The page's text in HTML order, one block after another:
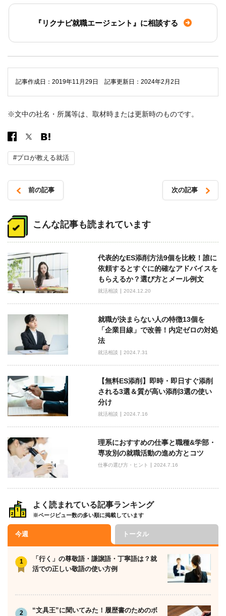
『リクナビ就職エージェント』に相談する
記事作成日：2019年11月29日 記事更新日：2024年2月2日
※文中の社名・所属等は、取材時または更新時のものです。
#プロが教える就活
稿
ナ
ゲ
ー
シ
ョ
ン
前の記事 次の記事
こんな記事も読まれています
代表的なES添削方法9個を比較！誰に
依頼するとすぐに的確なアドバイスを
もらえるか？選び方とメール例文
就活相談 2024.12.20
就職が決まらない人の特徴13個を
「企業目線」で改善！内定ゼロの対処
法
就活相談 2024.7.31
【無料ES添削】即時・即日すぐ添削
される3選＆質が高い添削3選の使い
分け
就活相談 2024.7.16
理系におすすめの仕事と職種&学部・
専攻別の就職活動の進め方とコツ
仕事の選び方・ヒント 2024.7.16
よく読まれている記事ランキング
※ページビュー数の多い順に掲載しています
今週 トータル
「行く」の尊敬語・謙譲語・丁寧語は？就
活での正しい敬語の使い方例
“文具王”に聞いてみた！履歴書のためのボ